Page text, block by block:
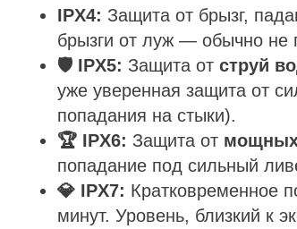
IPX4: Защита от брызг,
брызги от луж — обычно не
🛡️ IPX5: Защита от струй
уже уверенная защита от
попадания на стыки).
🏆 IPX6: Защита от мощных
попадание под сильный
💎 IPX7: Кратковременное
минут. Уровень, близкий к